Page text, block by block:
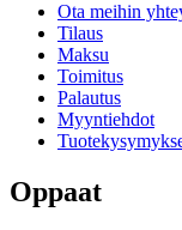
Ota meihin
Tilaus
Maksu
Toimitus
Palautus
Myyntiehdot
Oppaat